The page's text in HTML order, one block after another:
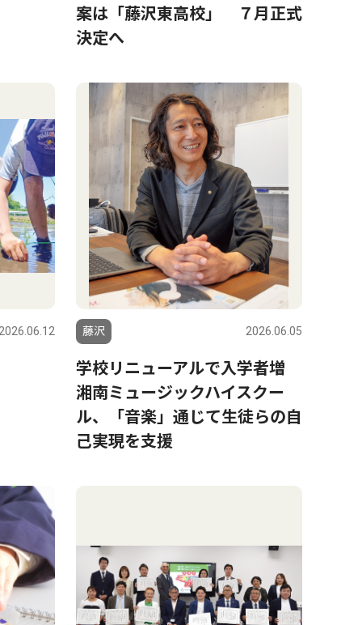
案は「藤沢東高校」 ７月正式
決定へ
藤沢 2026.06.05
学校リニューアルで入学者増
湘南ミュージックハイスクー
ル、「音楽」通じて生徒らの自
己実現を支援